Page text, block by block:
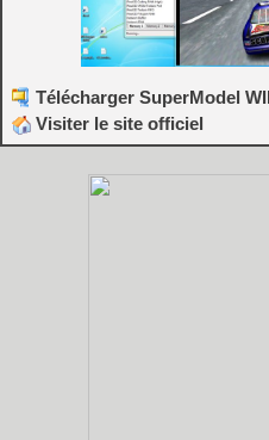
Télécharger SuperModel
Visiter le site officiel